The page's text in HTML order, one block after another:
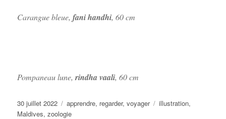
Carangue bleue,fani handhi, 60 cm
Pompaneau lune,rindha vaali, 60 cm
Publié
le
30 juillet 2022 Catégories
apprendre, regarder,voyager Étiquettes
illustration,
Maldives,zoologie